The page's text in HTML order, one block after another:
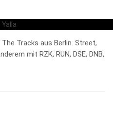
Tracks aus Berlin. Street,
mit RZK, RUN, DSE, DNB,